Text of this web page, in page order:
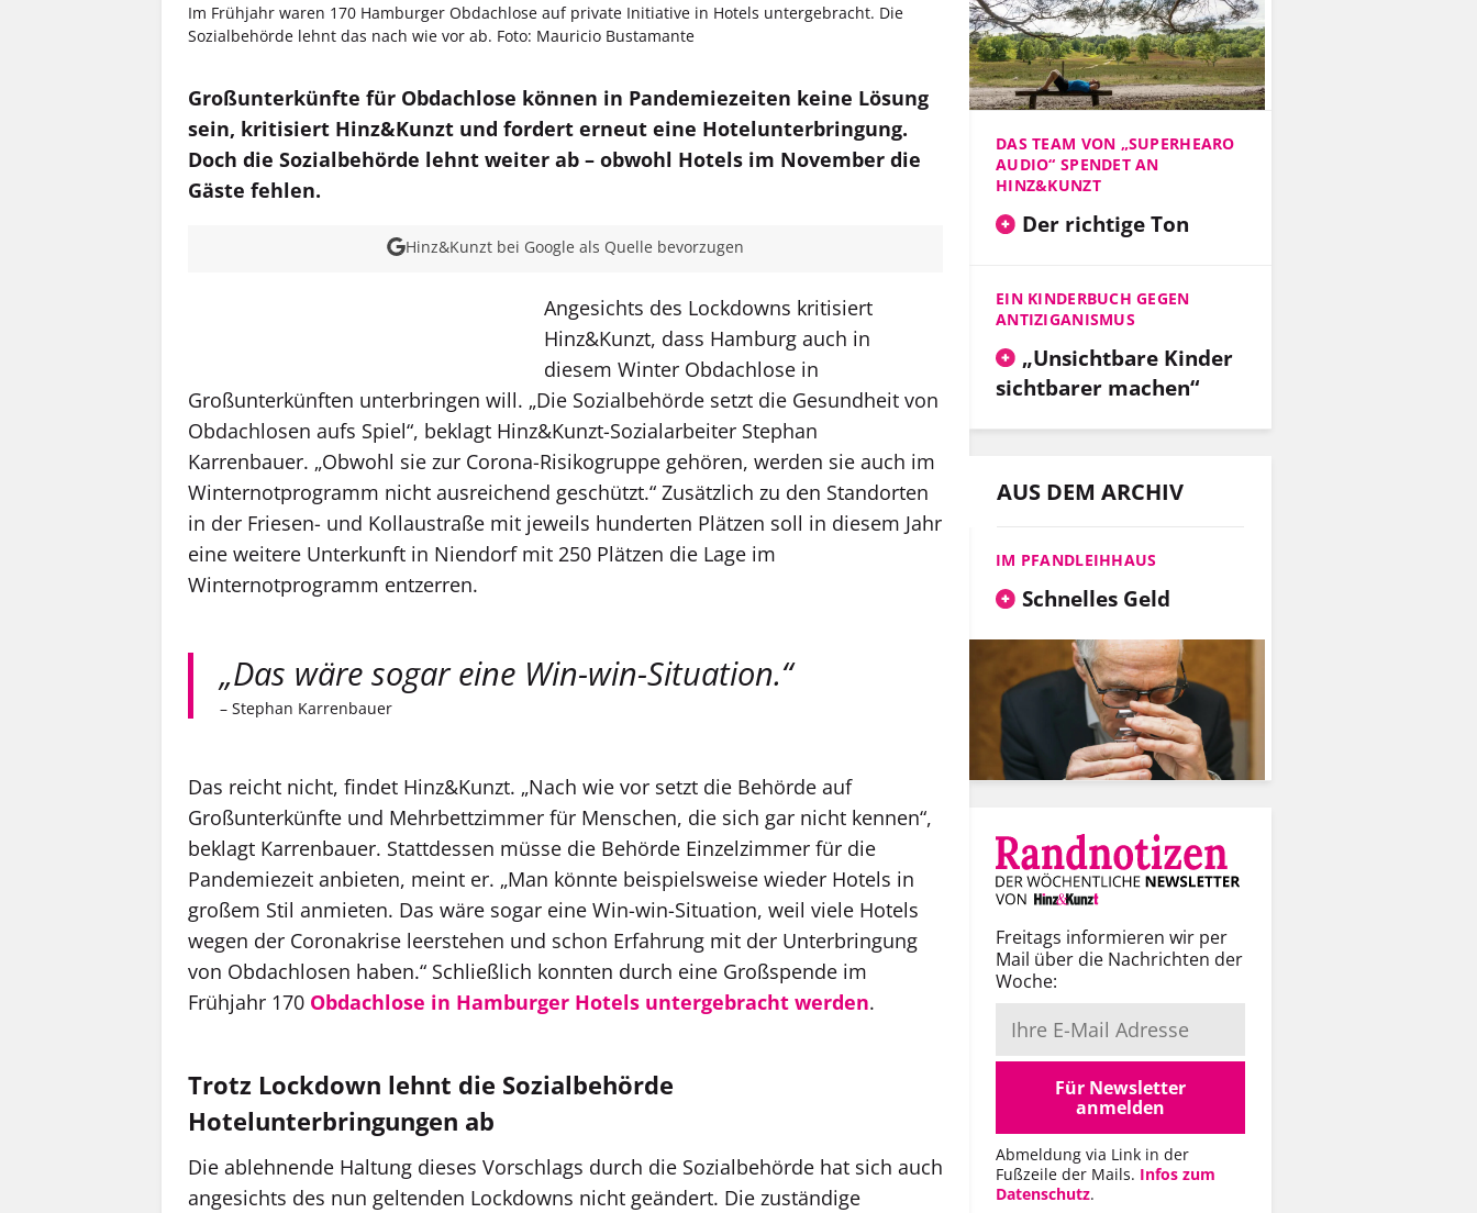
Im Frühjahr waren 170 Hamburger Obdachlose auf private Initiative in Hotels untergebracht. Die
Sozialbehörde lehnt das nach wie vor ab. Foto: Mauricio Bustamante
Großunterkünfte für Obdachlose können in Pandemiezeiten keine Lösung
sein, kritisiert Hinz&Kunzt und fordert erneut eine Hotelunterbringung.
Doch die Sozialbehörde lehnt weiter ab – obwohl Hotels im November die
Gäste fehlen.
Hinz&Kunzt bei Google als Quelle bevorzugen
Angesichts des Lockdowns kritisiert
Hinz&Kunzt, dass Hamburg auch in
diesem Winter Obdachlose in
Großunterkünften unterbringen will. „Die Sozialbehörde setzt die Gesundheit von
Obdachlosen aufs Spiel“, beklagt Hinz&Kunzt-Sozialarbeiter Stephan
Karrenbauer. „Obwohl sie zur Corona-Risikogruppe gehören, werden sie auch im
Winternotprogramm nicht ausreichend geschützt.“ Zusätzlich zu den Standorten
in der Friesen- und Kollaustraße mit jeweils hunderten Plätzen soll in diesem Jahr
eine weitere Unterkunft in Niendorf mit 250 Plätzen die Lage im
Winternotprogramm entzerren.
„Das wäre sogar eine Win-win-Situation.“
– Stephan Karrenbauer
Das reicht nicht, findet Hinz&Kunzt. „Nach wie vor setzt die Behörde auf
Großunterkünfte und Mehrbettzimmer für Menschen, die sich gar nicht kennen“,
beklagt Karrenbauer. Stattdessen müsse die Behörde Einzelzimmer für die
Pandemiezeit anbieten, meint er. „Man könnte beispielsweise wieder Hotels in
großem Stil anmieten. Das wäre sogar eine Win-win-Situation, weil viele Hotels
wegen der Coronakrise leerstehen und schon Erfahrung mit der Unterbringung
von Obdachlosen haben.“ Schließlich konnten durch eine Großspende im
Frühjahr 170 Obdachlose in Hamburger Hotels untergebracht werden.
Trotz Lockdown lehnt die Sozialbehörde
Hotelunterbringungen ab
Die ablehnende Haltung dieses Vorschlags durch die Sozialbehörde hat sich auch
angesichts des nun geltenden Lockdowns nicht geändert. Die zuständige
DAS TEAM VON „SUPERHEARO
AUDIO“ SPENDET AN
HINZ&KUNZT
Der richtige Ton
EIN KINDERBUCH GEGEN
ANTIZIGANISMUS
„Unsichtbare Kinder
sichtbarer machen“
AUS DEM ARCHIV
IM PFANDLEIHHAUS
Schnelles Geld
Freitags informieren wir per
Mail über die Nachrichten der
Woche:
Für Newsletter
anmelden
Abmeldung via Link in der
Fußzeile der Mails. Infos zum
Datenschutz.